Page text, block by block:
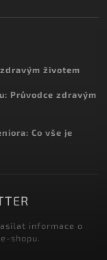
životem
Průvodce zdravým
Co vše je
informace o
shopu.